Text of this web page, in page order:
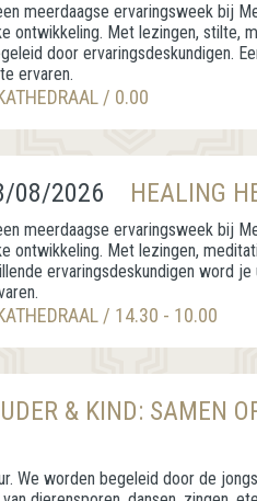
meerdaagse ervaringsweek bij
ontwikkeling. Met lezingen, stilte,
door ervaringsdeskundigen.
ervaren.
/ 0.00
08/2026 HEALING
meerdaagse ervaringsweek bij
ontwikkeling. Met lezingen,
ervaringsdeskundigen word
/ 14.30 - 10.00
& KIND: SAMEN
We worden begeleid door de